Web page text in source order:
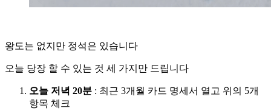
왕도는 없지만 정석은 있습니다
오늘 당장 할 수 있는 것 세 가지만 드립니다
오늘 저녁 20분 : 최근 3개월 카드 명세서 열고 위의 5개
항목 체크